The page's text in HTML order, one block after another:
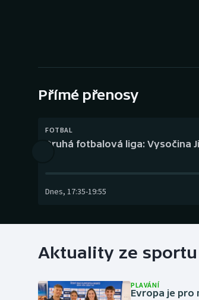
Přímé přenosy
FOTBAL
Druhá fotbalová liga: Vysočina
Dnes, 17:35-19:55
Aktuality ze sportu
PLAVÁNÍ
Evropa je